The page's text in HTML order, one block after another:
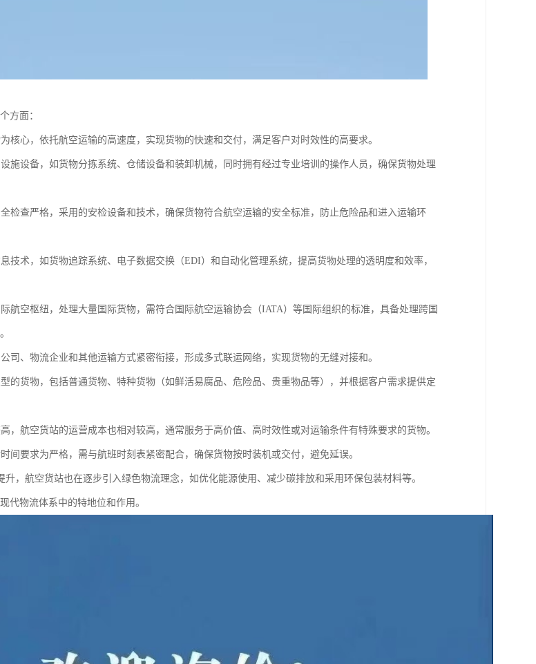
方面：
核心，依托航空运输的高速度，实现货物的快速和交付，满足客户对时效性的高要求。
施设备，如货物分拣系统、仓储设备和装卸机械，同时拥有经过专业培训的操作人员，确保货物处理
检查严格，采用的安检设备和技术，确保货物符合航空运输的安全标准，防止危险品和进入运输环
技术，如货物追踪系统、电子数据交换（EDI）和自动化管理系统，提高货物处理的透明度和效率，
航空枢纽，处理大量国际货物，需符合国际航空运输协会（IATA）等国际组织的标准，具备处理跨国
司、物流企业和其他运输方式紧密衔接，形成多式联运网络，实现货物的无缝对接和。
的货物，包括普通货物、特种货物（如鲜活易腐品、危险品、贵重物品等），并根据客户需求提供定
，航空货站的运营成本也相对较高，通常服务于高价值、高时效性或对运输条件有特殊要求的货物。
间要求为严格，需与航班时刻表紧密配合，确保货物按时装机或交付，避免延误。
升，航空货站也在逐步引入绿色物流理念，如优化能源使用、减少碳排放和采用环保包装材料等。
代物流体系中的特地位和作用。